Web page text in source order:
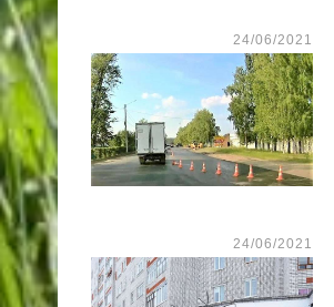
24/06/2021
24/06/2021